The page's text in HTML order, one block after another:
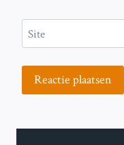
Site